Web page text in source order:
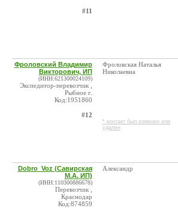
#11
Фроловский Владимир
Викторович, ИП
(ИНН:621300024109)
Экспедитор-перевозчик ,
Рыбное г.
Код:1951860
#12
Фроловская Наталья
Николаевна
* контакт был изменен или
удален
Dobro_Voz (Савирская
М.А. ИП)
(ИНН:110300886678)
Перевозчик ,
Краснодар
Код:874859
Александр